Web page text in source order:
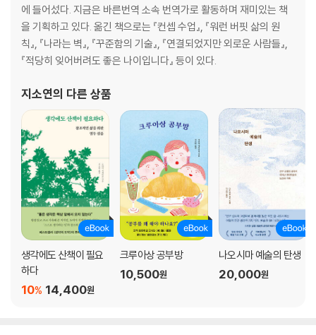
에 들어섰다. 지금은 바른번역 소속 번역가로 활동하며 재미있는 책
을 기획하고 있다. 옮긴 책으로는 『컨셉 수업』, 『워런 버핏 삶의 원
칙』, 『나라는 벽』, 『꾸준함의 기술』, 『연결되었지만 외로운 사람들』,
『적당히 잊어버려도 좋은 나이입니다』 등이 있다.
지소연의 다른 상품
생각에도 산책이 필요
하다
14,400원
10%
크루아상 공부방
10,500원
나오시마 예술의 탄생
20,000원